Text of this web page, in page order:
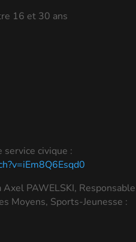
16 et 30 ans
service civique :
PAWELSKI, Responsable
Moyens, Sports-Jeunesse :